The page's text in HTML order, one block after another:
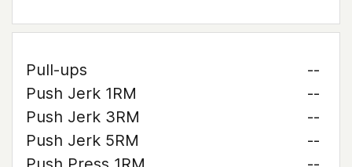
Pull-ups
--
Push Jerk 1RM
--
Push Jerk 3RM
--
Push Jerk 5RM
--